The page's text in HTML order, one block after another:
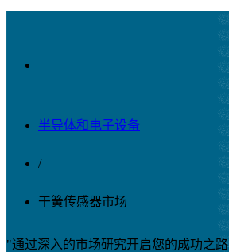
半导体和电子设备
/
干簧传感器市场
"通过深入的市场研究开启您的成功之